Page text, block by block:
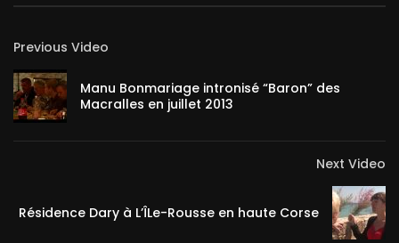
Previous Video
Manu Bonmariage intronisé “Baron” des
Macralles en juillet 2013
Next Video
Résidence Dary à L’ÎLe-Rousse en haute Corse